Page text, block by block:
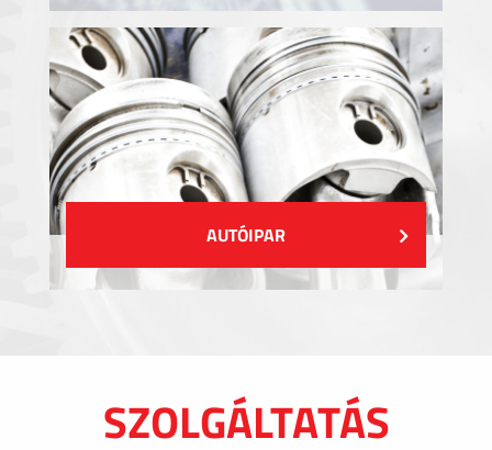
AUTÓIPAR
SZOLGÁLTATÁS